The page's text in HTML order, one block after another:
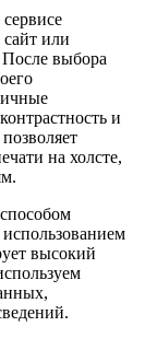
или
выбора
и
на холсте,
высокий